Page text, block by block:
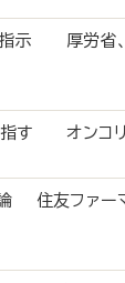
指示 厚労省
す オンコリ
住友ファー